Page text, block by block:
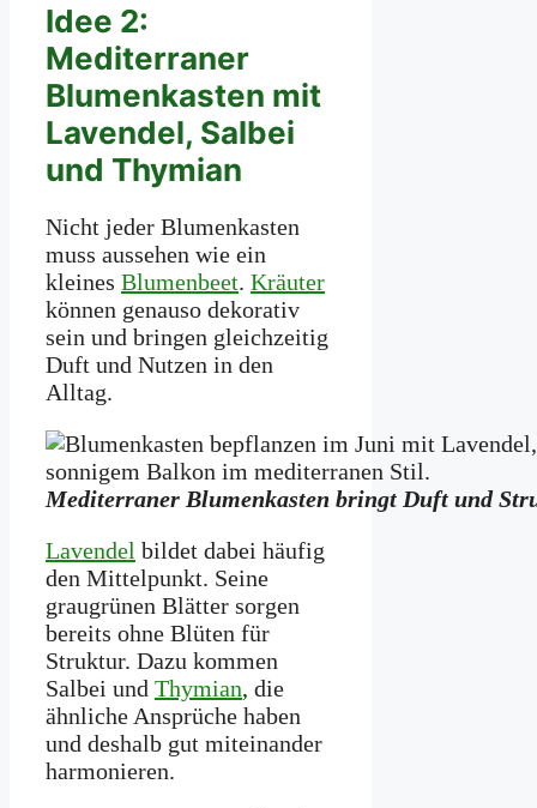
Idee 2:
Mediterraner
Blumenkasten mit
Lavendel, Salbei
und Thymian
Nicht jeder Blumenkasten
muss aussehen wie ein
kleines Blumenbeet. Kräuter
können genauso dekorativ
sein und bringen gleichzeitig
Duft und Nutzen in den
Alltag.
Mediterraner Blumenkasten bringt Duft und
Lavendel bildet dabei häufig
den Mittelpunkt. Seine
graugrünen Blätter sorgen
bereits ohne Blüten für
Struktur. Dazu kommen
Salbei und Thymian, die
ähnliche Ansprüche haben
und deshalb gut miteinander
harmonieren.